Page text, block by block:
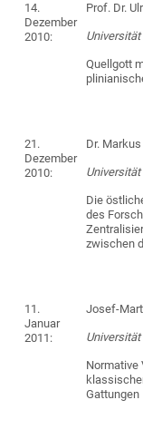
14.
Dezember
2010:
Prof. Dr.
Quellgott
21.
Dezember
2010:
Dr.
Die
des
zwischen
11.
Januar
2011:
Josef-
Normative
Gattungen